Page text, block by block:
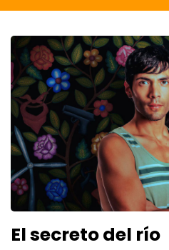
El secreto del río